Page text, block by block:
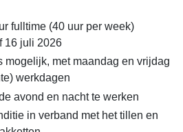
fulltime (40 uur per week)
16 juli 2026
mogelijk, met maandag en vrijdag
werkdagen
avond en nacht te werken
in verband met het tillen en